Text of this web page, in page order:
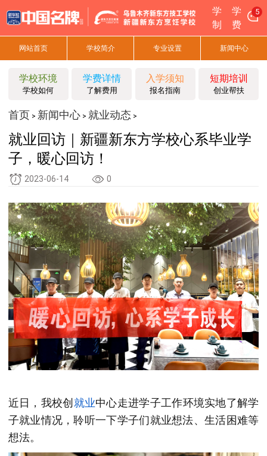
学
制
学
费
5
网站首页 学校简介 专业设置 新闻中心
学校环境
学校如何
学费详情
了解费用
入学须知
报名指南
短期培训
创业帮扶
首页 > 新闻中心> 就业动态 >
就业回访｜新疆新东方学校心系毕业学
子，暖心回访！
2023-06-14 0
近日，我校创就业中心走进学子工作环境实地了解学
子就业情况，聆听一下学子们就业想法、生活困难等
想法。